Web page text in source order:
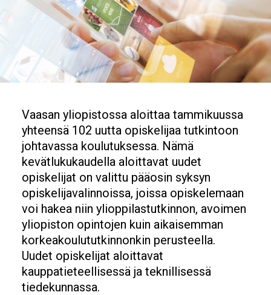
Vaasan yliopistossa aloittaa tammikuussa
yhteensä 102 uutta opiskelijaa tutkintoon
johtavassa koulutuksessa. Nämä
kevätlukukaudella aloittavat uudet
opiskelijat on valittu pääosin syksyn
opiskelijavalinnoissa, joissa opiskelemaan
voi hakea niin ylioppilastutkinnon, avoimen
yliopiston opintojen kuin aikaisemman
korkeakoulututkinnonkin perusteella.
Uudet opiskelijat aloittavat
kauppatieteellisessä ja teknillisessä
tiedekunnassa.